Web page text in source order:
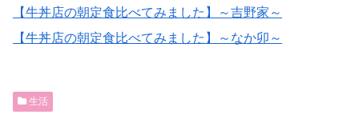
【牛丼店の朝定食比べてみました】～吉野家～
【牛丼店の朝定食比べてみました】～なか卯～
生活